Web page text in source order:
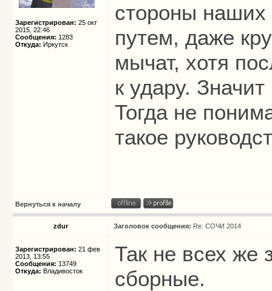
Зарегистрирован: 25 окт
2015, 22:46
Сообщения: 1283
Откуда: Иркутск
стороны наших
путем, даже
мычат, хотя
к удару.
Тогда не
такое
Вернуться к началу
zdur Заголовок сообщения: Re: СОЧИ 2014
Зарегистрирован: 21 фев
2013, 13:55
Сообщения: 13749
Откуда: Владивосток
Так не всех же
сборные.